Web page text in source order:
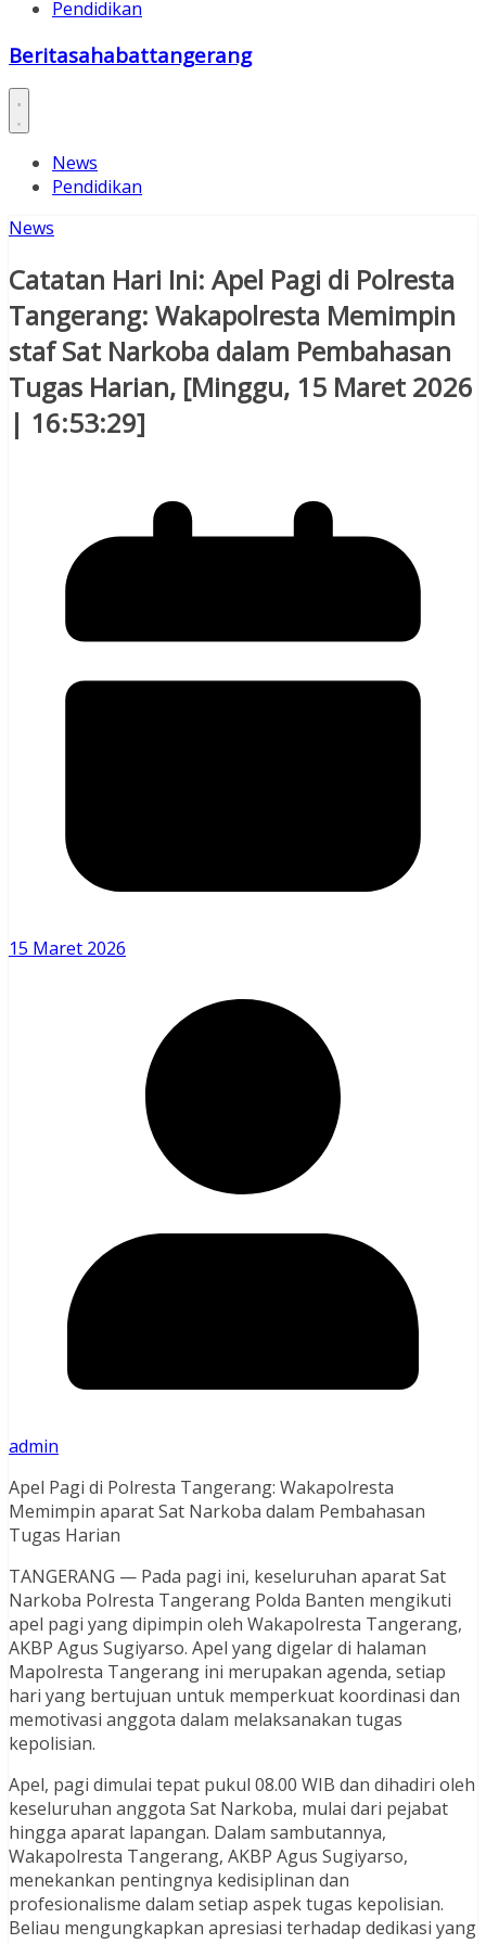
Pendidikan
Beritasahabattangerang
News
Pendidikan
News
Catatan Hari Ini: Apel Pagi di Polresta
Tangerang: Wakapolresta Memimpin
staf Sat Narkoba dalam Pembahasan
Tugas Harian, [Minggu, 15 Maret 2026
| 16:53:29]
15 Maret 2026
admin
Apel Pagi di Polresta Tangerang: Wakapolresta
Memimpin aparat Sat Narkoba dalam Pembahasan
Tugas Harian
TANGERANG — Pada pagi ini, keseluruhan aparat Sat
Narkoba Polresta Tangerang Polda Banten mengikuti
apel pagi yang dipimpin oleh Wakapolresta Tangerang,
AKBP Agus Sugiyarso. Apel yang digelar di halaman
Mapolresta Tangerang ini merupakan agenda, setiap
hari yang bertujuan untuk memperkuat koordinasi dan
memotivasi anggota dalam melaksanakan tugas
kepolisian.
Apel, pagi dimulai tepat pukul 08.00 WIB dan dihadiri oleh
keseluruhan anggota Sat Narkoba, mulai dari pejabat
hingga aparat lapangan. Dalam sambutannya,
Wakapolresta Tangerang, AKBP Agus Sugiyarso,
menekankan pentingnya kedisiplinan dan
profesionalisme dalam setiap aspek tugas kepolisian.
Beliau mengungkapkan apresiasi terhadap dedikasi yang